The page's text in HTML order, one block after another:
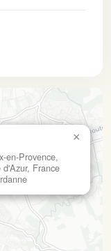
en-Provence,
France
×